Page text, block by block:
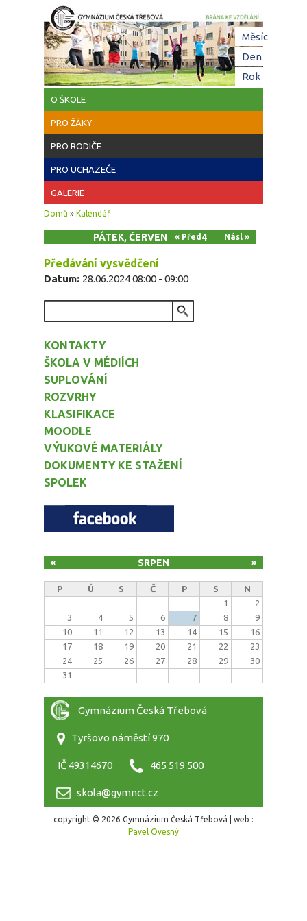
Přejít k hlavnímu obsahu
O ŠKOLE
PRO ŽÁKY
PRO RODIČE
PRO UCHAZEČE
GALERIE
Jste zde
Domů » Kalendář
PÁTEK, ČERVEN 28, 2024
« Před Násl »
Předávání vysvědčení
Datum: 28.06.202408:00 - 09:00
KONTAKTY
ŠKOLA V MÉDIÍCH
SUPLOVÁNÍ
ROZVRHY
KLASIFIKACE
MOODLE
VÝUKOVÉ MATERIÁLY
DOKUMENTY KE STAŽENÍ
SPOLEK
SRPEN
« »
P Ú S Č P S
N
1
2
3
4 5 6 7 8
9
10
11 12 13 14 15
16
17
18 19 20 21 22
23
24
25 26 27 28 29
30
31
Gymnázium Česká Třebová
Tyršovo náměstí 970
IČ 49314670 465 519 500
skola@gymnct.cz
copyright © 2026 Gymnázium Česká Třebová | web :
Pavel Ovesný
Měsíc
Den(aktivní
Rok